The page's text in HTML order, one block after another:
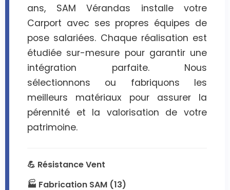
ans, SAM Vérandas installe votre
Carport avec ses propres équipes de
pose salariées. Chaque réalisation est
étudiée sur-mesure pour garantir une
intégration parfaite. Nous
sélectionnons ou fabriquons les
meilleurs matériaux pour assurer la
pérennité et la valorisation de votre
patrimoine.
💪 Résistance Vent
🏭 Fabrication SAM (13)